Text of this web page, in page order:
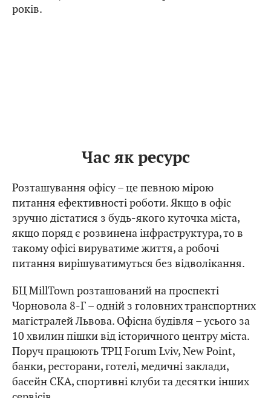
років.
Час як ресурс
Розташування офісу – це певною мірою
питання ефективності роботи. Якщо в офіс
зручно дістатися з будь-якого куточка міста,
якщо поряд є розвинена інфраструктура, то в
такому офісі вируватиме життя, а робочі
питання вирішуватимуться без відволікання.
БЦ MillTown розташований на проспекті
Чорновола 8-Г – одній з головних транспортних
магістралей Львова. Офісна будівля – усього за
10 хвилин пішки від історичного центру міста.
Поруч працюють ТРЦ Forum Lviv, New Point,
банки, ресторани, готелі, медичні заклади,
басейн СКА, спортивні клуби та десятки інших